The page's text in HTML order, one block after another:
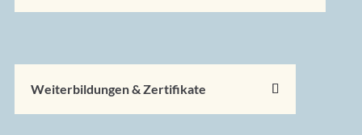
Weiterbildungen & Zertifikate